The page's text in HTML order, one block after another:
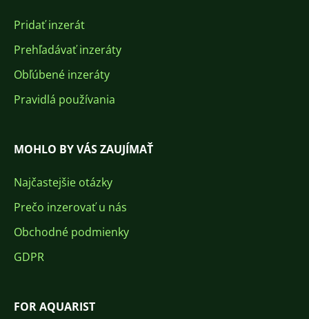
Pridať inzerát
Prehľadávať inzeráty
Obľúbené inzeráty
Pravidlá používania
MOHLO BY VÁS ZAUJÍMAŤ
Najčastejšie otázky
Prečo inzerovať u nás
Obchodné podmienky
GDPR
FOR AQUARIST